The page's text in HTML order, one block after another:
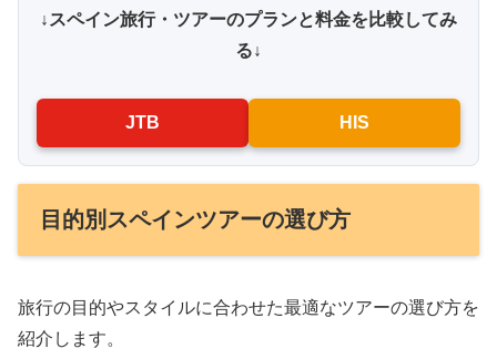
↓スペイン旅行・ツアーのプランと料金を比較してみ
る↓
JTB HIS
目的別スペインツアーの選び方
旅行の目的やスタイルに合わせた最適なツアーの選び方を
紹介します。